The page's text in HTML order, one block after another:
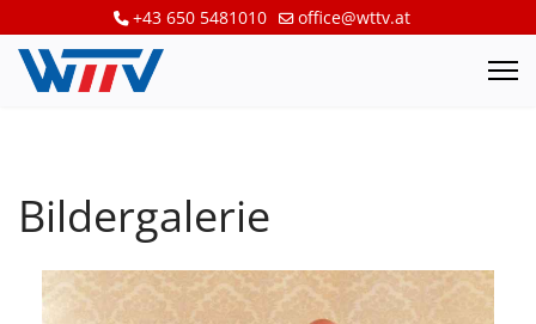
+43 650 5481010 office@wttv.at
Bildergalerie